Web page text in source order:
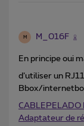
M M_016F
En principe oui
d’utiliser un
Bbox/
CABLEPELADO
Adaptateur de